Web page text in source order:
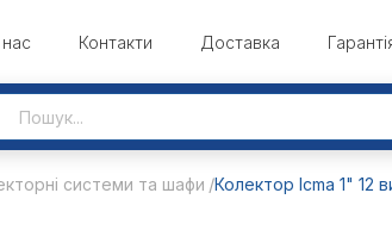
Контакти Доставка
системи та шафи Колектор Icma 1" 12